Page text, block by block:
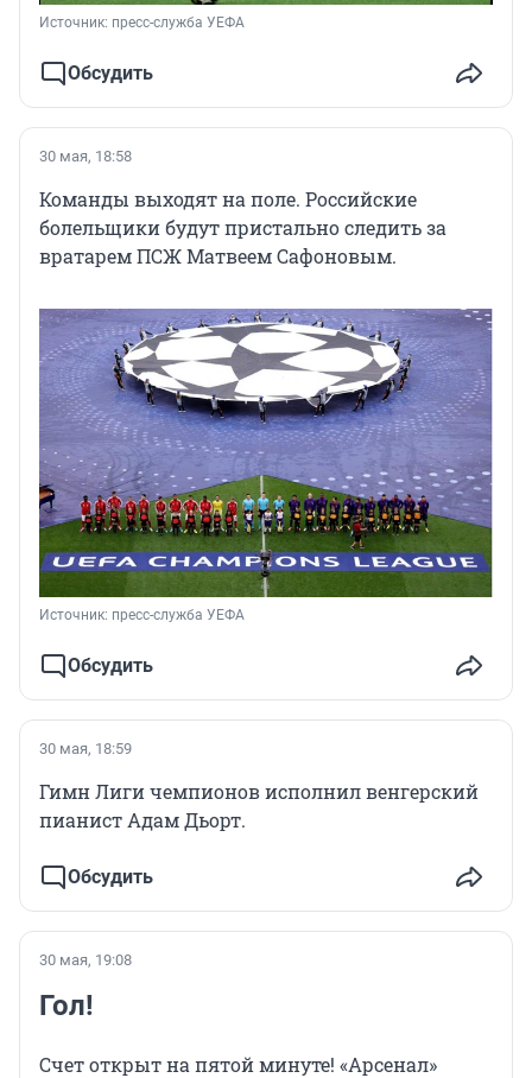
Источник: пресс-служба УЕФА
Обсудить
30 мая, 18:58
Команды выходят на поле. Российские
болельщики будут пристально следить за
вратарем ПСЖ Матвеем Сафоновым.
Источник: пресс-служба УЕФА
Обсудить
30 мая, 18:59
Гимн Лиги чемпионов исполнил венгерский
пианист Адам Дьорт.
Обсудить
30 мая, 19:08
Гол!
Счет открыт на пятой минуте! «Арсенал»